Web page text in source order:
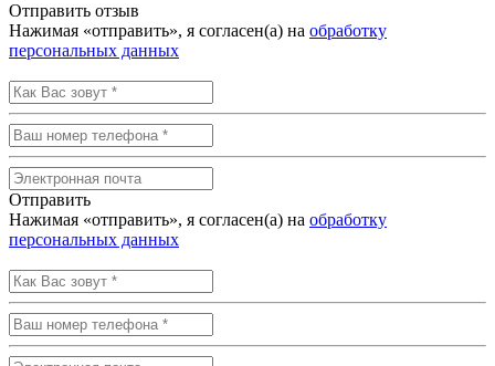
Отправить отзыв
Нажимая «отправить», я согласен(а) на обработку
персональных данных
Отправить
Нажимая «отправить», я согласен(а) на обработку
персональных данных